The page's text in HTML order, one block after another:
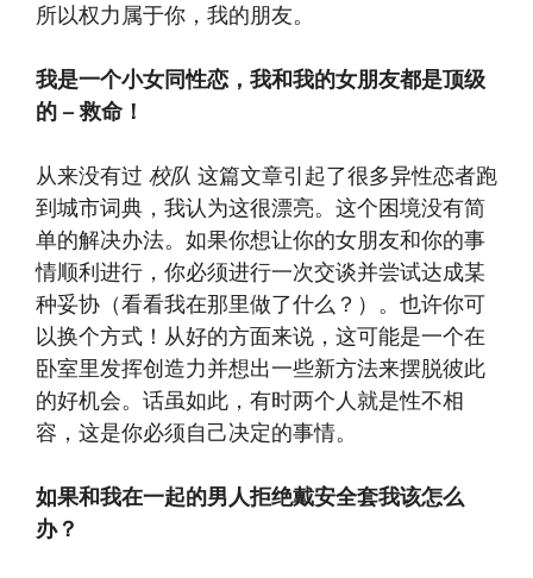
所以权力属于你，我的朋友。
我是一个小女同性恋，我和我的女朋友都是顶级
的 – 救命！
从来没有过 校队 这篇文章引起了很多异性恋者跑
到城市词典，我认为这很漂亮。这个困境没有简
单的解决办法。如果你想让你的女朋友和你的事
情顺利进行，你必须进行一次交谈并尝试达成某
种妥协（看看我在那里做了什么？）。也许你可
以换个方式！从好的方面来说，这可能是一个在
卧室里发挥创造力并想出一些新方法来摆脱彼此
的好机会。话虽如此，有时两个人就是性不相
容，这是你必须自己决定的事情。
如果和我在一起的男人拒绝戴安全套我该怎么
办？